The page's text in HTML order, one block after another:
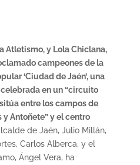
Atletismo, y Lola Chiclana,
campeones de la
‘Ciudad de Jaén’, una
en un “circuito
entre los campos de
Antoñete” y el centro
de Jaén, Julio Millán,
Carlos Alberca, y el
Ángel Vera, ha